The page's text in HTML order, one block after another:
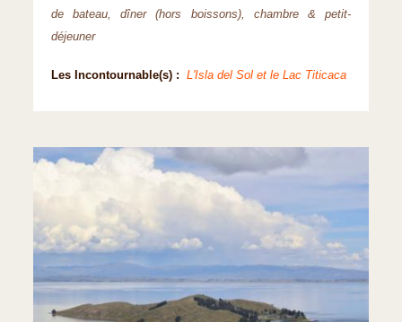
de bateau, dîner (hors boissons), chambre & petit-
déjeuner
Les Incontournable(s) : L'Isla del Sol et le Lac Titicaca